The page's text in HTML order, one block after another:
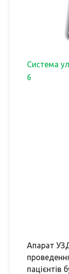
Система
6
Апарат
пацієнтів